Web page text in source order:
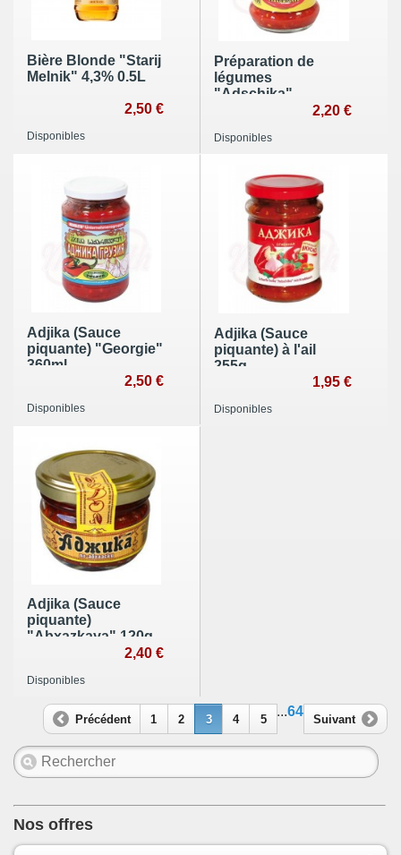
Bière Blonde "Starij
Melnik" 4,3% 0.5L
2,50 €
Disponibles
Préparation de
légumes
"Adschika"
2,20 €
Disponibles
Adjika (Sauce
piquante) "Georgie"
360ml
2,50 €
Disponibles
Adjika (Sauce
piquante) à l'ail
255g
1,95 €
Disponibles
Adjika (Sauce
piquante)
"Abxazkaya" 120g
2,40 €
Disponibles
Précédent 1 2 3 4 5
...64
Suivant
Nos offres